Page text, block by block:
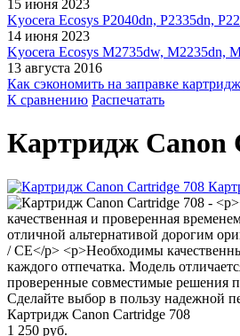
15 июня 2023
Kyocera Ecosys P2040dn, P2335dn,
14 июня 2023
Kyocera Ecosys M2735dw, M2235dn,
13 августа 2016
Как сэкономить на заправке
К сравнению Распечатать
Картридж Canon
Картридж Canon Cartridge 708
1 250 руб.